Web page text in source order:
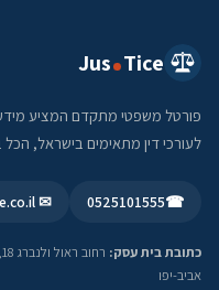
Jus Tice
פורטל משפטי מתקדם המציע מידע
לעורכי דין מתאימים בישראל,
☎
0525101555
✉ info@jus-tice.co.il
כתובת בית עסק:
אביב-יפו